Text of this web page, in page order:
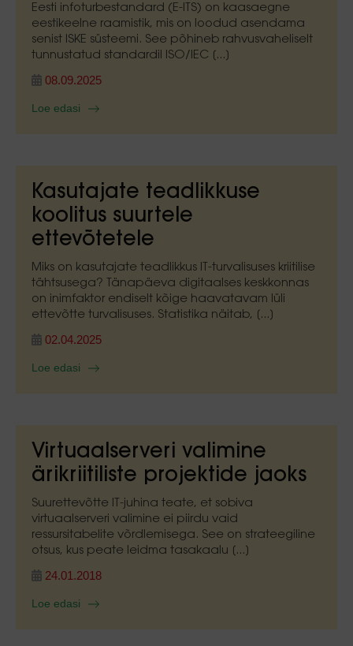
Eesti infoturbestandard (E-ITS) on kaasaegne
eestikeelne raamistik, mis on loodud asendama
senist ISKE süsteemi. See põhineb rahvusvaheliselt
tunnustatud standardil ISO/IEC [...]
08.09.2025
Loe edasi
Kasutajate teadlikkuse
koolitus suurtele
ettevõtetele
Miks on kasutajate teadlikkus IT-turvalisuses kriitilise
tähtsusega? Tänapäeva digitaalses keskkonnas
on inimfaktor endiselt kõige haavatavam lüli
ettevõtte turvalisuses. Statistika näitab, [...]
02.04.2025
Loe edasi
Virtuaalserveri valimine
ärikriitiliste projektide jaoks
Suurettevõtte IT-juhina teate, et sobiva
virtuaalserveri valimine ei piirdu vaid
ressursitabelite võrdlemisega. See on strateegiline
otsus, kus peate leidma tasakaalu [...]
24.01.2018
Loe edasi